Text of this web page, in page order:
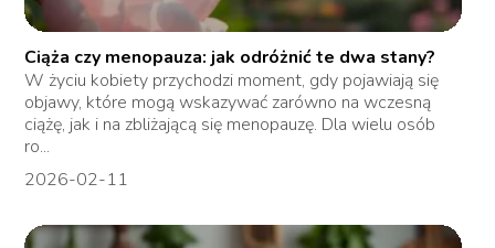
Ciąża czy menopauza: jak odróżnić te dwa stany?
W życiu kobiety przychodzi moment, gdy pojawiają się
objawy, które mogą wskazywać zarówno na wczesną
ciążę, jak i na zbliżającą się menopauzę. Dla wielu osób
ro...
2026-02-11